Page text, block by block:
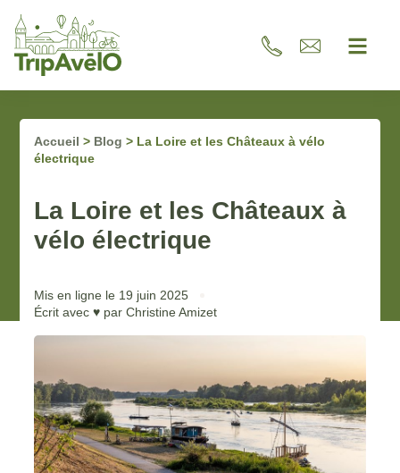
Accueil > Blog > La Loire et les Châteaux à vélo
électrique
La Loire et les Châteaux à
vélo électrique
Mis en ligne le 19 juin 2025
Écrit avec ♥ par Christine Amizet